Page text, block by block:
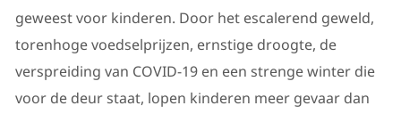
geweest voor kinderen. Door het escalerend geweld,
torenhoge voedselprijzen, ernstige droogte, de
verspreiding van COVID-19 en een strenge winter die
voor de deur staat, lopen kinderen meer gevaar dan